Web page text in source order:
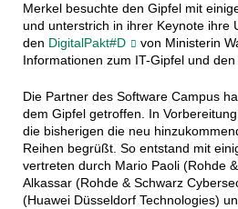
Merkel besuchte den Gipfel mit
und unterstrich in ihrer Keynote ihre
den DigitalPakt#D
von Ministerin
Informationen zum IT-Gipfel und
Die Partner des Software Campus
dem Gipfel getroffen. In
die bisherigen die neu
Reihen begrüßt. So entstand mit
vertreten durch Mario Paoli (Rohde
Alkassar (Rohde & Schwarz
(Huawei Düsseldorf Technologies)